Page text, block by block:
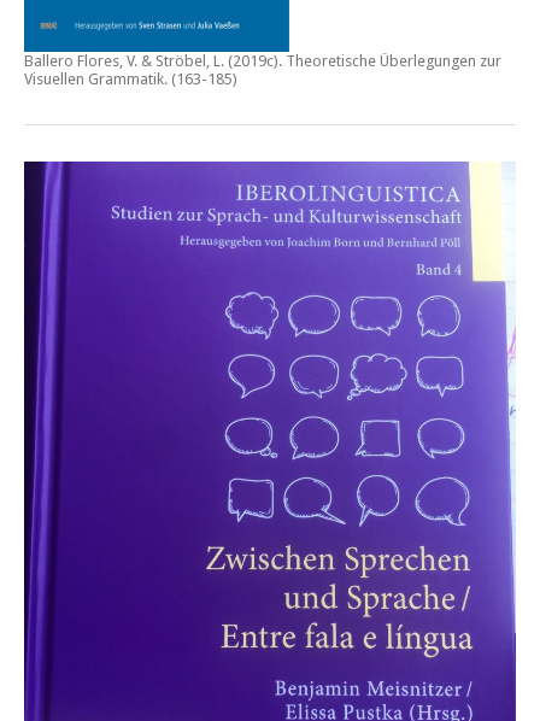
Ballero Flores, V. & Ströbel, L. (2019c). Theoretische Überlegungen zur
Visuellen Grammatik. (163-185)